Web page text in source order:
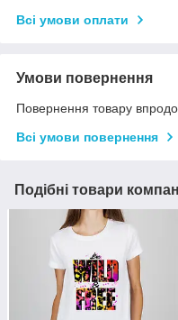
Всі умови оплати
Умови повернення
Повернення товару
Всі умови повернення
Подібні товари